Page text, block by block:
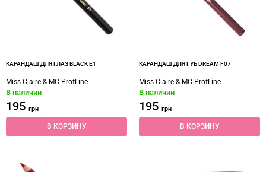
КАРАНДАШ ДЛЯ ГЛАЗ BLACK E1
Miss Claire & MC ProfLine
В наличии
195 грн
В КОРЗИНУ
КАРАНДАШ ДЛЯ ГУБ DREAM F07
Miss Claire & MC ProfLine
В наличии
195 грн
В КОРЗИНУ